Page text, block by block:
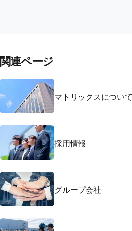
関連ページ
マトリックスについて
採用情報
グループ会社